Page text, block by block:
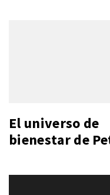
El universo de
bienestar de